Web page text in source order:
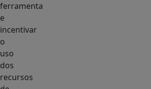
ferramenta
e
incentivar
o
uso
dos
recursos